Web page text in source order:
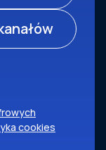
cookies